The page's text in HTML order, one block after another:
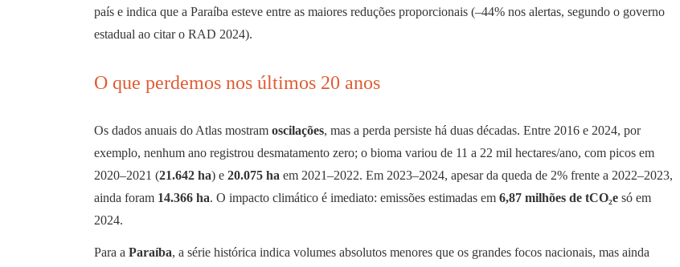
país e indica que a Paraíba esteve entre as maiores reduções proporcionais (–44% nos alertas, segundo o governo
estadual ao citar o RAD 2024).
O que perdemos nos últimos 20 anos
Os dados anuais do Atlas mostram oscilações, mas a perda persiste há duas décadas. Entre 2016 e 2024, por
exemplo, nenhum ano registrou desmatamento zero; o bioma variou de 11 a 22 mil hectares/ano, com picos em
2020–2021 (21.642 ha) e 20.075 ha em 2021–2022. Em 2023–2024, apesar da queda de 2% frente a 2022–2023,
ainda foram 14.366 ha. O impacto climático é imediato: emissões estimadas em 6,87 milhões de tCO₂e só em
2024.
Para a Paraíba, a série histórica indica volumes absolutos menores que os grandes focos nacionais, mas ainda